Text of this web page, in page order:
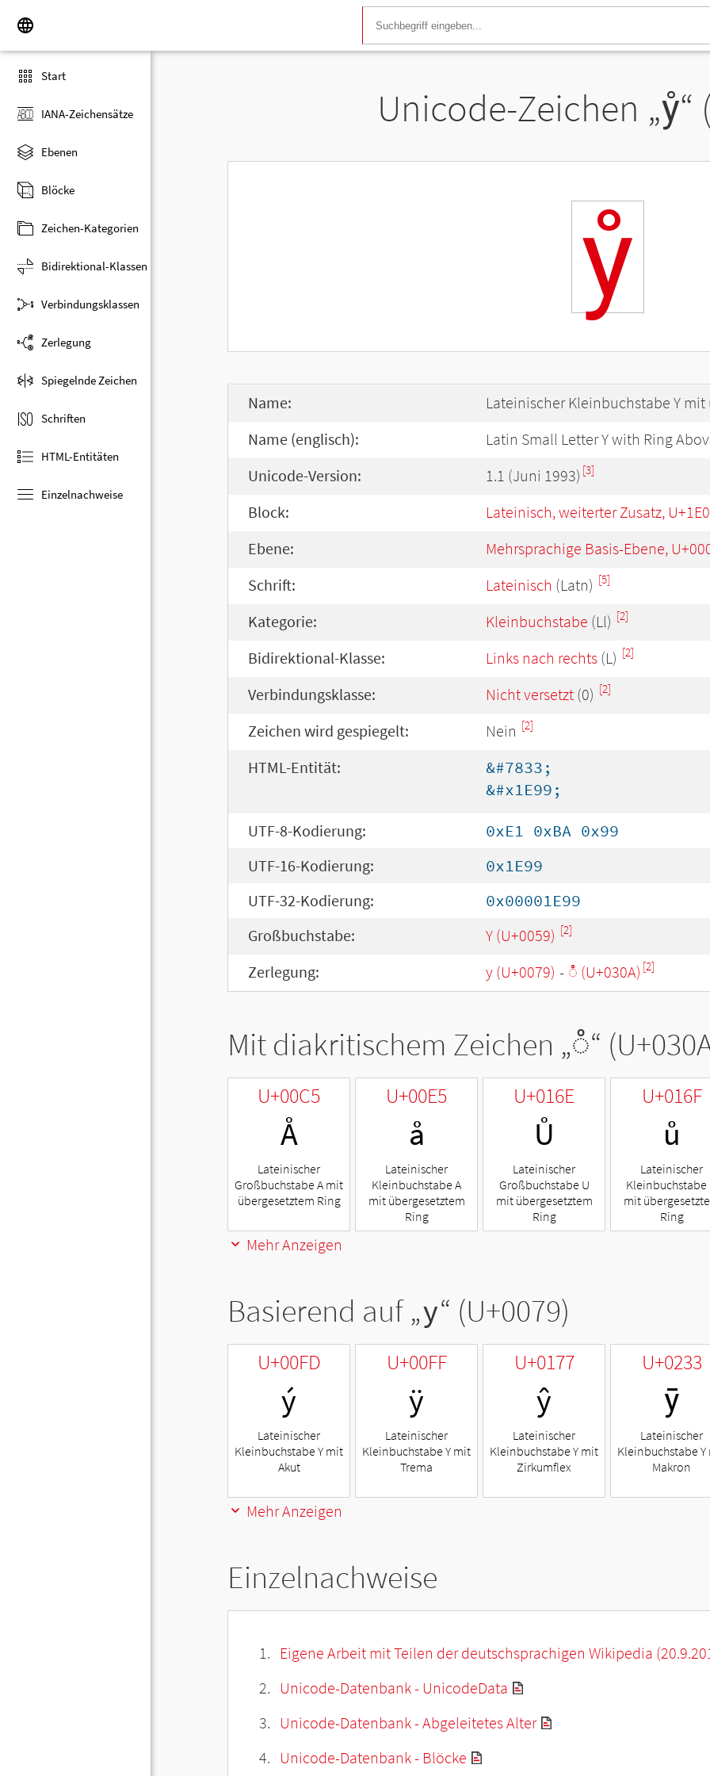
Start
IANA-Zeichensätze
Ebenen
Blöcke
Zeichen-Kategorien
Bidirektional-Klassen
Verbindungsklassen
Zerlegung
Spiegelnde Zeichen
Schriften
HTML-Entitäten
Einzelnachweise
Unicode-Zeichen „ẙ“
ẙ
Name:
Lateinischer Kleinbuchstabe Y
Name (englisch):
Latin Small Letter Y with Ring
Unicode-Version:
1.1 (Juni 1993) [3]
Block:
Lateinisch, weiterter Zusatz,
Ebene:
Mehrsprachige Basis-Ebene,
Schrift:
Lateinisch (Latn) [5]
Kategorie: Kleinbuchstabe (Ll) [2]
Bidirektional-Klasse: Links nach rechts (L) [2]
Verbindungsklasse: Nicht versetzt (0) [2]
Zeichen wird gespiegelt: Nein [2]
HTML-Entität:
&#7833;
&#x1E99;
UTF-8-Kodierung:
0xE1 0xBA 0x99
UTF-16-Kodierung:
0x1E99
UTF-32-Kodierung:
0x00001E99
Großbuchstabe:
Y (U+0059) [2]
Zerlegung: y (U+0079) - ◌̊ (U+030A) [2]
Mit diakritischem Zeichen „◌̊“
U+00C5
Å
Lateinischer
Großbuchstabe A mit
übergesetztem Ring
U+00E5
å
Lateinischer
Kleinbuchstabe A
mit übergesetztem
Ring
U+016E
Ů
Lateinischer
Großbuchstabe U
mit übergesetztem
Ring
U+016F
ů
Lateinischer
Kleinbuchstabe
mit
Ring
Mehr Anzeigen
Basierend auf „y“ (U+0079)
U+00FD
ý
Lateinischer
Kleinbuchstabe Y mit
Akut
U+00FF
ÿ
Lateinischer
Kleinbuchstabe Y mit
Trema
U+0177
ŷ
Lateinischer
Kleinbuchstabe Y mit
Zirkumflex
U+0233
ȳ
Lateinischer
Kleinbuchstabe
Makron
Mehr Anzeigen
Einzelnachweise
Eigene Arbeit mit Teilen der deutschsprachigen Wikipedia
Unicode-Datenbank - UnicodeData
Unicode-Datenbank - Abgeleitetes Alter
Unicode-Datenbank - Blöcke